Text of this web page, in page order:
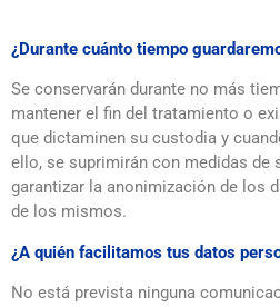
¿Durante cuánto tiempo
Se conservarán durante no más
mantener el fin del tratamiento o
que dictaminen su custodia y
ello, se suprimirán con medidas de
garantizar la anonimización de los
de los mismos.
¿A quién facilitamos tus datos
No está prevista ninguna